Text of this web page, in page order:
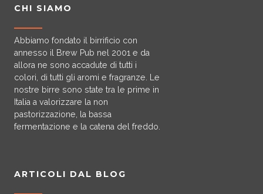
CHI SIAMO
Abbiamo fondato il birrificio con
annesso il Brew Pub nel 2001 e da
allora ne sono accadute di tutti i
colori, di tutti gli aromi e fragranze. Le
nostre birre sono state tra le prime in
Italia a valorizzare la non
pastorizzazione, la bassa
fermentazione e la catena del freddo.
ARTICOLI DAL BLOG